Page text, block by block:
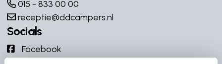
All Season banden
Audioinstallatie
Aut. geregelde motorairco
015 - 833 00 00
receptie@ddcampers.nl
Socials
Facebook